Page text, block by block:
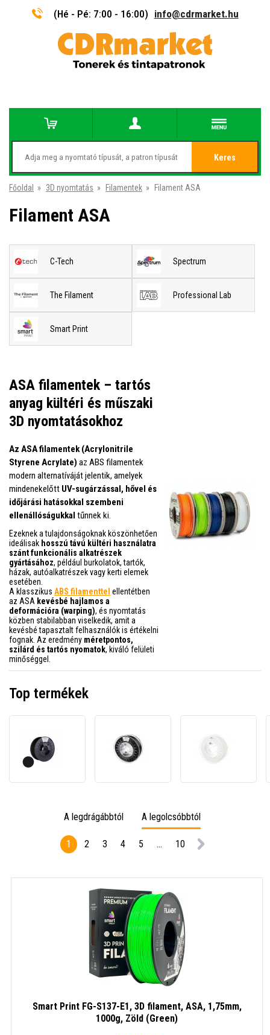
(Hé - Pé: 7:00 - 16:00) info@cdrmarket.hu
Keres
Főoldal » 3D nyomtatás » Filamentek » Filament ASA
Filament ASA
C-Tech Spectrum
The Filament Professional Lab
Smart Print
ASA filamentek – tartós
anyag kültéri és műszaki
3D nyomtatásokhoz
Az ASA filamentek (Acrylonitrile
Styrene Acrylate) az ABS filamentek
modern alternatíváját jelentik, amelyek
mindenekelőtt UV-sugárzással, hővel és
időjárási hatásokkal szembeni
ellenállóságukkal tűnnek ki.
Ezeknek a tulajdonságoknak köszönhetően
ideálisak hosszú távú kültéri használatra
szánt funkcionális alkatrészek
gyártásához, például burkolatok, tartók,
házak, autóalkatrészek vagy kerti elemek
esetében.
A klasszikus ABS filamenttel ellentétben
az ASA kevésbé hajlamos a
deformációra (warping), és nyomtatás
közben stabilabban viselkedik, amit a
kevésbé tapasztalt felhasználók is értékelni
fognak. Az eredmény méretpontos,
szilárd és tartós nyomatok, kiváló felületi
minőséggel.
Top termékek
ASA1.75-
filament,
LINE,
1,75mm,
1000g,
Közlekedési
fekete
(Traffic
black)
ASA
1000g,
Fekete
(Deep
A legdrágábbtól A legolcsóbbtól
1 2 3 4 5 ... 10
Smart Print FG-S137-E1, 3D filament, ASA, 1,75mm,
1000g, Zöld (Green)